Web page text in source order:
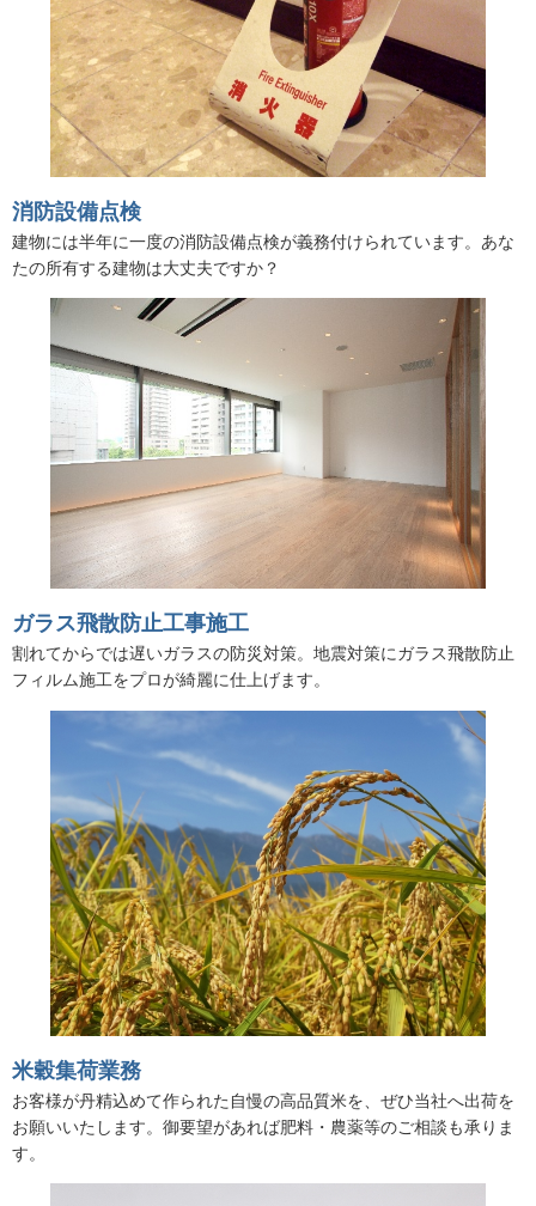
消防設備点検
建物には半年に一度の消防設備点検が義務付けられています。あな
たの所有する建物は大丈夫ですか？
ガラス飛散防止工事施工
割れてからでは遅いガラスの防災対策。地震対策にガラス飛散防止
フィルム施工をプロが綺麗に仕上げます。
米穀集荷業務
お客様が丹精込めて作られた自慢の高品質米を、ぜひ当社へ出荷を
お願いいたします。御要望があれば肥料・農薬等のご相談も承りま
す。